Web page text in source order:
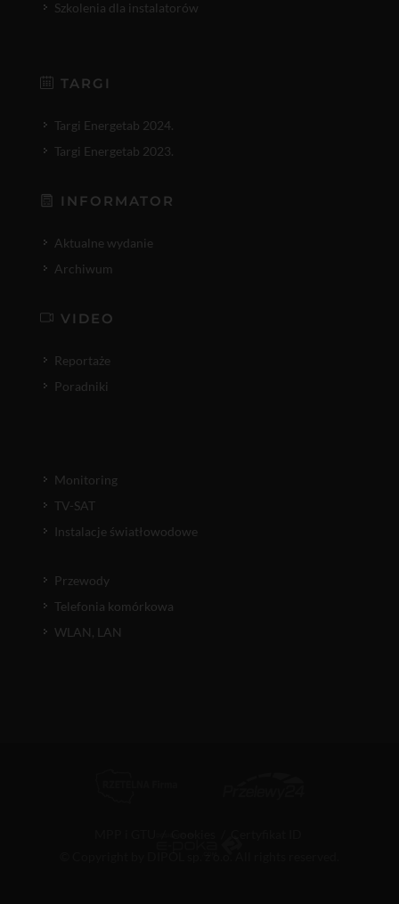
Szkolenia dla instalatorów
TARGI
Targi Energetab 2024.
Targi Energetab 2023.
INFORMATOR
Aktualne wydanie
Archiwum
VIDEO
Reportaże
Poradniki
Monitoring
TV-SAT
Instalacje światłowodowe
Przewody
Telefonia komórkowa
WLAN, LAN